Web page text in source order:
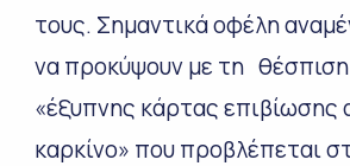
τους. Σημαντικά οφέλη
να προκύψουν με τη
«έξυπνης κάρτας επιβίωσης
καρκίνο» που προβλέπεται